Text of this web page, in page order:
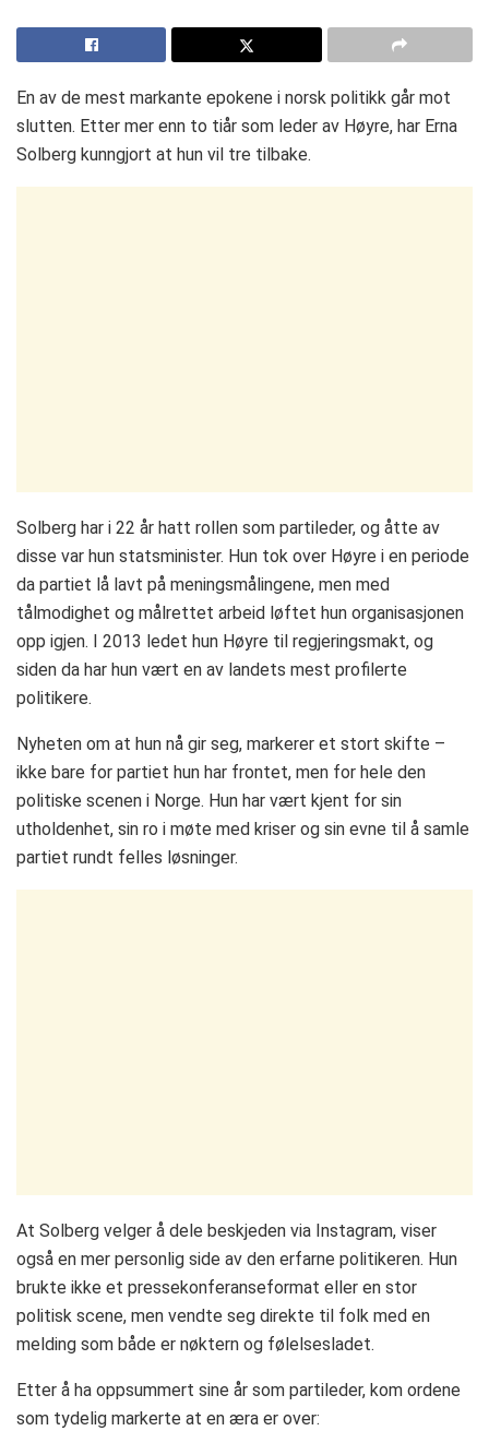
En av de mest markante epokene i norsk politikk går mot
slutten. Etter mer enn to tiår som leder av Høyre, har Erna
Solberg kunngjort at hun vil tre tilbake.
Solberg har i 22 år hatt rollen som partileder, og åtte av
disse var hun statsminister. Hun tok over Høyre i en periode
da partiet lå lavt på meningsmålingene, men med
tålmodighet og målrettet arbeid løftet hun organisasjonen
opp igjen. I 2013 ledet hun Høyre til regjeringsmakt, og
siden da har hun vært en av landets mest profilerte
politikere.
Nyheten om at hun nå gir seg, markerer et stort skifte –
ikke bare for partiet hun har frontet, men for hele den
politiske scenen i Norge. Hun har vært kjent for sin
utholdenhet, sin ro i møte med kriser og sin evne til å samle
partiet rundt felles løsninger.
At Solberg velger å dele beskjeden via Instagram, viser
også en mer personlig side av den erfarne politikeren. Hun
brukte ikke et pressekonferanseformat eller en stor
politisk scene, men vendte seg direkte til folk med en
melding som både er nøktern og følelsesladet.
Etter å ha oppsummert sine år som partileder, kom ordene
som tydelig markerte at en æra er over: